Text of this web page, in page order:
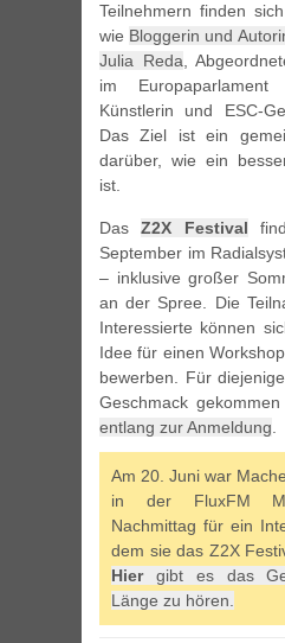
Teilnehmern finden
wie Bloggerin und
Julia Reda,
im Europaparlament
Künstlerin und ESC-
Das Ziel ist ein
darüber, wie ein
ist.
DasZ2X Festival
September im
– inklusive großer
an der Spree. Die
Interessierte können
Idee für einen
bewerben. Für
Geschmack
entlang zur Anmeldung.
Am 20. Juni war
in der FluxFM
Nachmittag für ein
dem sie das Z2X
Hiergibt es das
Länge zu hören.